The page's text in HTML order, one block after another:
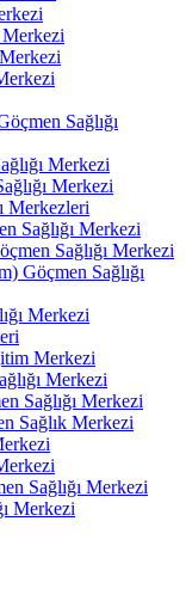
Merkezi
Sağlığı
Merkezi
Merkezi
Merkezleri
Sağlığı Merkezi
Sağlığı Merkezi
Göçmen Sağlığı
Merkezi
Merkezi
Merkezi
Sağlığı Merkezi
Sağlık Merkezi
Sağlığı Merkezi
Merkezi